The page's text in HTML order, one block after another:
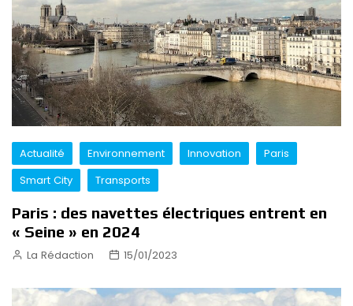
Actualité Environnement Innovation
Paris
Smart City
Transports
Paris : des navettes électriques entrent en
« Seine » en 2024
La Rédaction 15/01/2023